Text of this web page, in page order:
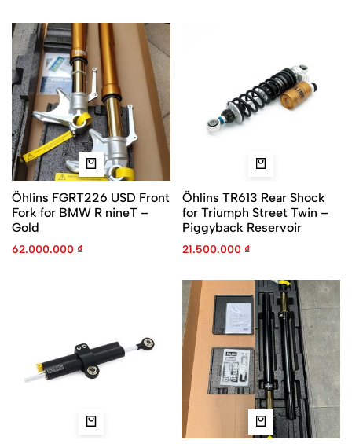
Öhlins FGRT226 USD Front
Fork for BMW R nineT –
Gold
62.000.000 ₫
Öhlins TR613 Rear Shock
for Triumph Street Twin –
Piggyback Reservoir
21.500.000 ₫